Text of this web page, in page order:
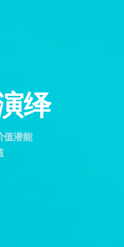
绎
值潜能